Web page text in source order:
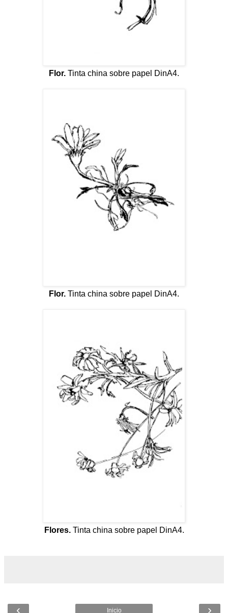
Flor. Tinta china sobre papel DinA4.
Flor. Tinta china sobre papel DinA4.
Flores.Tinta china sobre papel DinA4.
‹ ›
Inicio